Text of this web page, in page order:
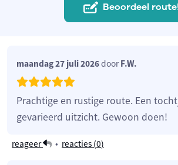
Beoordeel
maandag 27 juli 2026doorF.W.
Prachtige en rustige route. Een
gevarieerd uitzicht. Gewoon doen!
reageer • reacties (0)